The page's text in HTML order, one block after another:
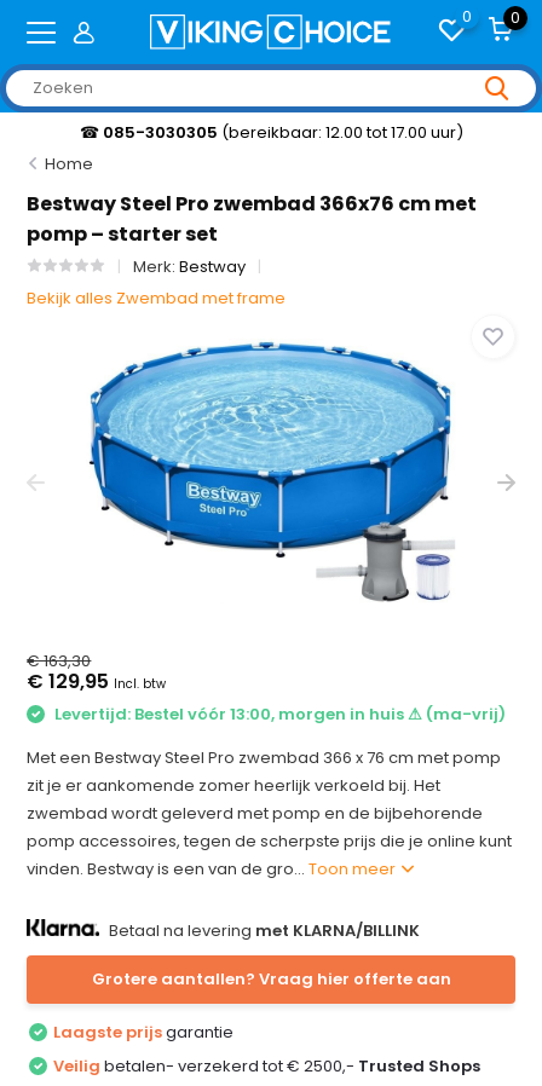
0 0
☎ 085-3030305 (bereikbaar: 12.00 tot 17.00 uur)
Home
Bestway Steel Pro zwembad 366x76 cm met
pomp – starter set
Merk:Bestway
Bekijk alles Zwembad met frame
€ 163,30
€ 129,95 Incl. btw
Levertijd: Bestel vóór 13:00, morgen in huis ⚠ (ma-vrij)
Met een Bestway Steel Pro zwembad 366 x 76 cm met pomp
zit je er aankomende zomer heerlijk verkoeld bij. Het
zwembad wordt geleverd met pomp en de bijbehorende
pomp accessoires, tegen de scherpste prijs die je online kunt
vinden. Bestway is een van de gro...Toon meer
Betaal na levering met KLARNA/BILLINK
Grotere aantallen? Vraag hier offerte aan
Laagste prijsgarantie
Veilig betalen- verzekerd tot € 2500,- Trusted Shops